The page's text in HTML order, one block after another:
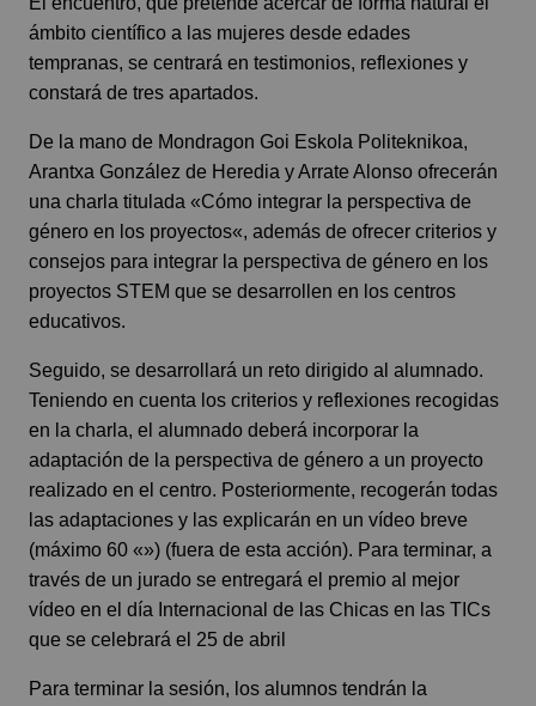
ámbito científico a las mujeres desde edades
tempranas, se centrará en testimonios, reflexiones y
constará de tres apartados.
De la mano de Mondragon Goi Eskola Politeknikoa,
Arantxa González de Heredia y Arrate Alonso ofrecerán
una charla titulada «Cómo integrar la perspectiva de
género en los proyectos«, además de ofrecer criterios y
consejos para integrar la perspectiva de género en los
proyectos STEM que se desarrollen en los centros
educativos.
Seguido, se desarrollará un reto dirigido al alumnado.
Teniendo en cuenta los criterios y reflexiones recogidas
en la charla, el alumnado deberá incorporar la
adaptación de la perspectiva de género a un proyecto
realizado en el centro. Posteriormente, recogerán todas
las adaptaciones y las explicarán en un vídeo breve
(máximo 60 «») (fuera de esta acción). Para terminar, a
través de un jurado se entregará el premio al mejor
vídeo en el día Internacional de las Chicas en las TICs
que se celebrará el 25 de abril
Para terminar la sesión, los alumnos tendrán la